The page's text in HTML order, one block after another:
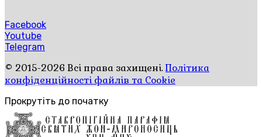
Facebook
Youtube
Telegram
© 2015-2026 Всі права захищені.Політика
конфіденційності файлів та Cookie
Прокрутіть до початку